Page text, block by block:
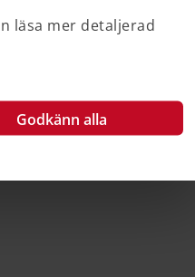
läsa mer detaljerad
Godkänn alla